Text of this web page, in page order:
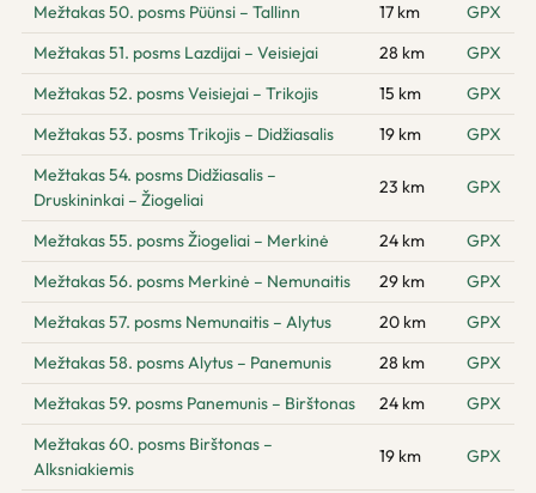
Mežtakas 50. posms Püünsi – Tallinn
17 km
GPX
Mežtakas 51. posms Lazdijai – Veisiejai
28 km
GPX
Mežtakas 52. posms Veisiejai – Trikojis
15 km
GPX
Mežtakas 53. posms Trikojis – Didžiasalis
19 km
GPX
Mežtakas 54. posms Didžiasalis –
Druskininkai – Žiogeliai
23 km GPX
Mežtakas 55. posms Žiogeliai – Merkinė 24 km
GPX
Mežtakas 56. posms Merkinė – Nemunaitis
29 km
GPX
Mežtakas 57. posms Nemunaitis – Alytus
20 km
GPX
Mežtakas 58. posms Alytus – Panemunis
28 km
GPX
Mežtakas 59. posms Panemunis – Birštonas
24 km
GPX
Mežtakas 60. posms Birštonas –
Alksniakiemis
19 km GPX